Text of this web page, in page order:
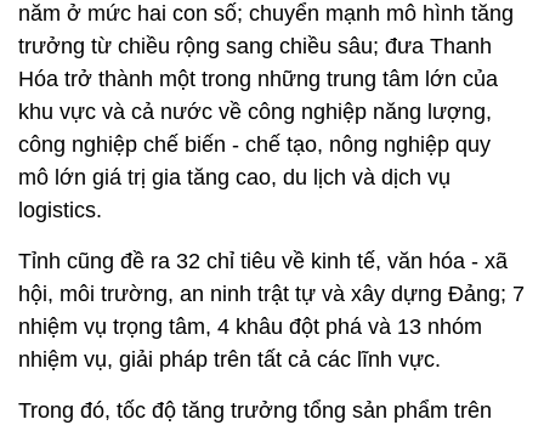
năm ở mức hai con số; chuyển mạnh mô hình tăng
trưởng từ chiều rộng sang chiều sâu; đưa Thanh
Hóa trở thành một trong những trung tâm lớn của
khu vực và cả nước về công nghiệp năng lượng,
công nghiệp chế biến - chế tạo, nông nghiệp quy
mô lớn giá trị gia tăng cao, du lịch và dịch vụ
logistics.
Tỉnh cũng đề ra 32 chỉ tiêu về kinh tế, văn hóa - xã
hội, môi trường, an ninh trật tự và xây dựng Đảng; 7
nhiệm vụ trọng tâm, 4 khâu đột phá và 13 nhóm
nhiệm vụ, giải pháp trên tất cả các lĩnh vực.
Trong đó, tốc độ tăng trưởng tổng sản phẩm trên